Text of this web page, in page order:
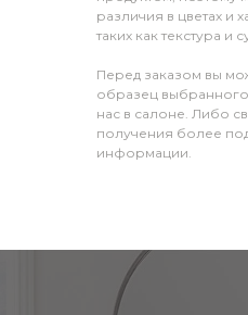
различия в цветах и
таких как текстура и
Перед заказом вы
образец
нас в салоне. Либо
получения более
информации.